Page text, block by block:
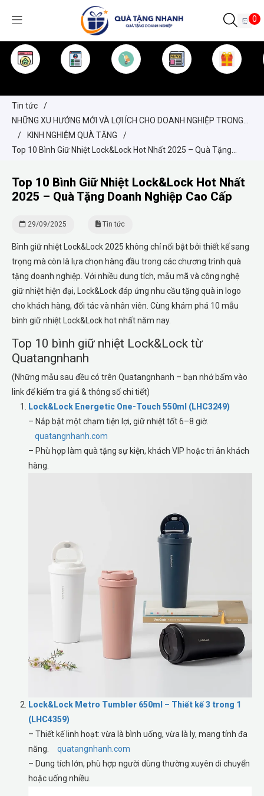
0
Tin tức
/
NHỮNG XU HƯỚNG MỚI VÀ LỢI ÍCH CHO DOANH NGHIỆP TRONG
VIỆC CHỌN QUÀ TẶNG
/ KINH NGHIỆM QUÀ TẶNG
/
Top 10 Bình Giữ Nhiệt Lock&Lock Hot Nhất 2025 – Quà Tặng
Top 10 Bình Giữ Nhiệt Lock&Lock Hot Nhất
2025 – Quà Tặng Doanh Nghiệp Cao Cấp
29/09/2025 Tin tức
Bình giữ nhiệt Lock&Lock 2025 không chỉ nổi bật bởi thiết kế sang
trọng mà còn là lựa chọn hàng đầu trong các chương trình quà
tặng doanh nghiệp. Với nhiều dung tích, mẫu mã và công nghệ
giữ nhiệt hiện đại, Lock&Lock đáp ứng nhu cầu tặng quà in logo
cho khách hàng, đối tác và nhân viên. Cùng khám phá 10 mẫu
bình giữ nhiệt Lock&Lock hot nhất năm nay.
Top 10 bình giữ nhiệt Lock&Lock từ
Quatangnhanh
(Những mẫu sau đều có trên Quatangnhanh – bạn nhớ bấm vào
link để kiểm tra giá & thông số chi tiết)
Lock&Lock Energetic One-Touch 550ml (LHC3249)
– Nắp bật một chạm tiện lợi, giữ nhiệt tốt 6–8 giờ.
quatangnhanh.com
– Phù hợp làm quà tặng sự kiện, khách VIP hoặc tri ân khách
hàng.
Lock&Lock Metro Tumbler 650ml – Thiết kế 3 trong 1
(LHC4359)
– Thiết kế linh hoạt: vừa là bình uống, vừa là ly, mang tính đa
năng.
quatangnhanh.com
– Dung tích lớn, phù hợp người dùng thường xuyên di chuyển
hoặc uống nhiều.